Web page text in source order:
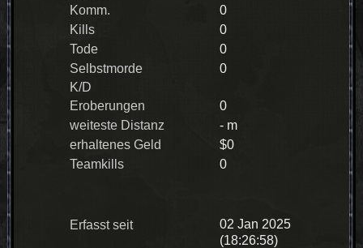
Komm.
0
Kills
0
Tode
0
Selbstmorde
0
K/D
Eroberungen
0
weiteste Distanz
- m
erhaltenes Geld
$0
Teamkills
0
Erfasst seit
02 Jan 2025
(18:26:58)